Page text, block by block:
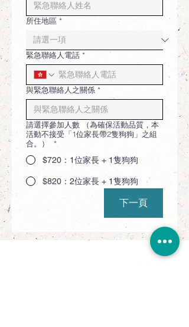
所住地區 *
緊急聯絡人電話 *
與緊急聯絡人之關係 *
請選擇參加人數 （為確保活動品質，本
活動不接受「1位家長帶2隻狗狗」之組
合。）
*
$720：1位家長 + 1隻狗狗
$820：2位家長 + 1隻狗狗
下一頁